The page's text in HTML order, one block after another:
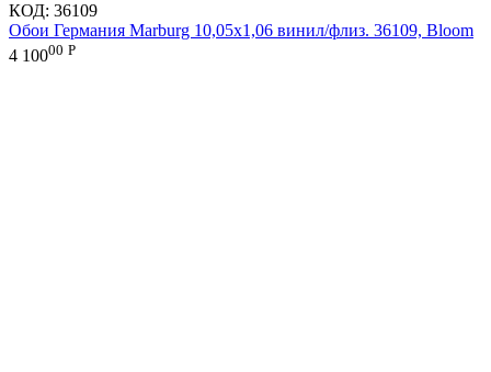
КОД: 36109
Обои Германия Marburg 10,05x1,06 винил/флиз. 36109, Bloom
4 10000 Р